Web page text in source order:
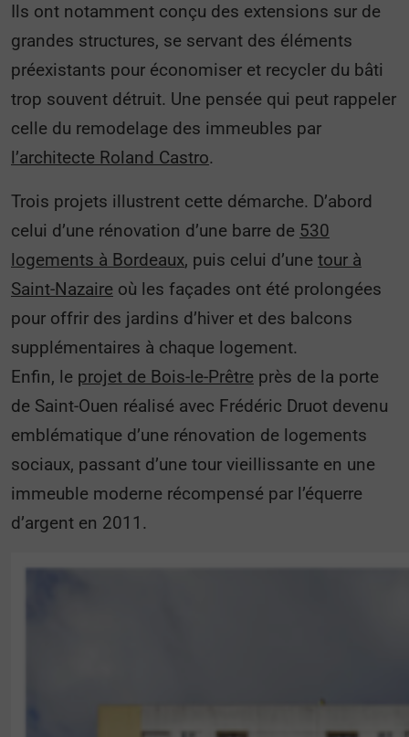
Ils ont notamment conçu des extensions sur de
grandes structures, se servant des éléments
préexistants pour économiser et recycler du bâti
trop souvent détruit. Une pensée qui peut rappeler
celle du remodelage des immeubles par
l’architecte Roland Castro.
Trois projets illustrent cette démarche. D’abord
celui d’une rénovation d’une barre de 530
logements à Bordeaux, puis celui d’une tour à
Saint-Nazaire où les façades ont été prolongées
pour offrir des jardins d’hiver et des balcons
supplémentaires à chaque logement.
Enfin, le projet de Bois-le-Prêtre près de la porte
de Saint-Ouen réalisé avec Frédéric Druot devenu
emblématique d’une rénovation de logements
sociaux, passant d’une tour vieillissante en une
immeuble moderne récompensé par l’équerre
d’argent en 2011.